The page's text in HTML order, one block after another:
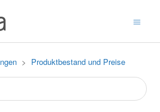
Produktbestand und Preise